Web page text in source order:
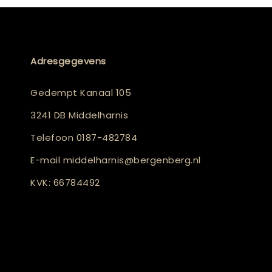
Adresgegevens
Gedempt Kanaal 105
3241 DB Middelharnis
Telefoon 0187-482784
E-mail middelharnis@bergenberg.nl
KVK: 66784492